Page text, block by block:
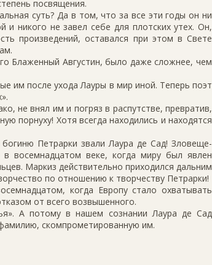
посвящения.
суть? Да в том, что за все эти годы он ни
никого не завел себе для плотских утех. Он,
произведений, оставался при этом в Свете
Блаженный Августин, было даже сложнее, чем
им после ухода Лауры в мир иной. Теперь поэт
не внял им и погряз в распутстве, превратив,
порнуху! Хотя всегда находились и находятся
Петрарки звали Лаура де Сад! Зловеще-
восемнадцатом веке, когда миру был явлен
Маркиз действительно приходился дальним
по отношению к творчеству Петрарки!
когда Европу стало охватывать
от всего возвышенного.
А потому в нашем сознании Лаура де Сад
скомпрометированную им.